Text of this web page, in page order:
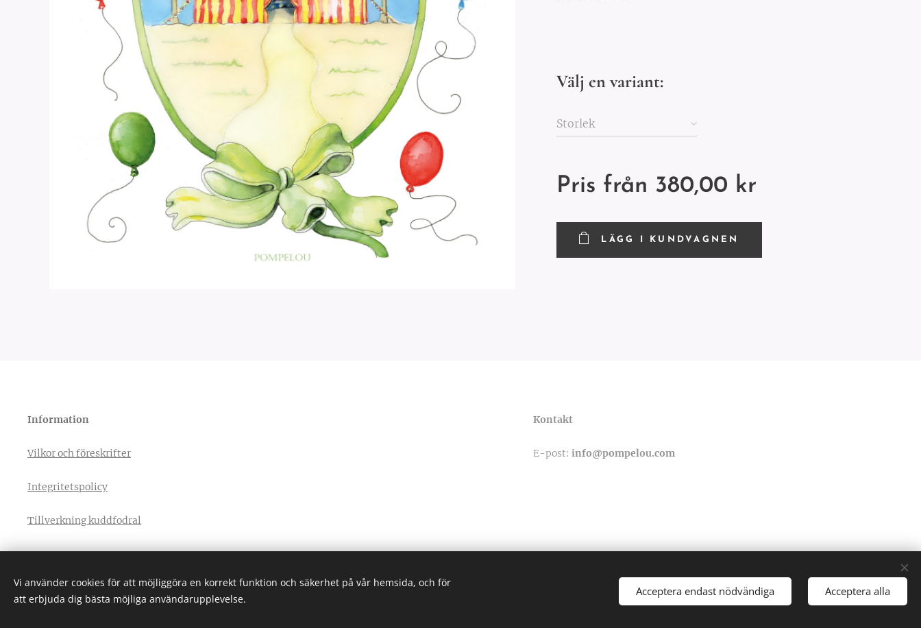
Välj en variant:
Storlek
Pris från 380,00 kr
LÄGG I KUNDVAGNEN
Information
Vilkor och föreskrifter
Integritetspolicy
Tillverkning kuddfodral
Kontakt
E-post:info@pompelou.com
Språk Svenska English
Vi använder cookies för att möjliggöra en korrekt funktion och säkerhet på vår hemsida, och för
att erbjuda dig bästa möjliga användarupplevelse.
Acceptera endast nödvändiga Acceptera alla